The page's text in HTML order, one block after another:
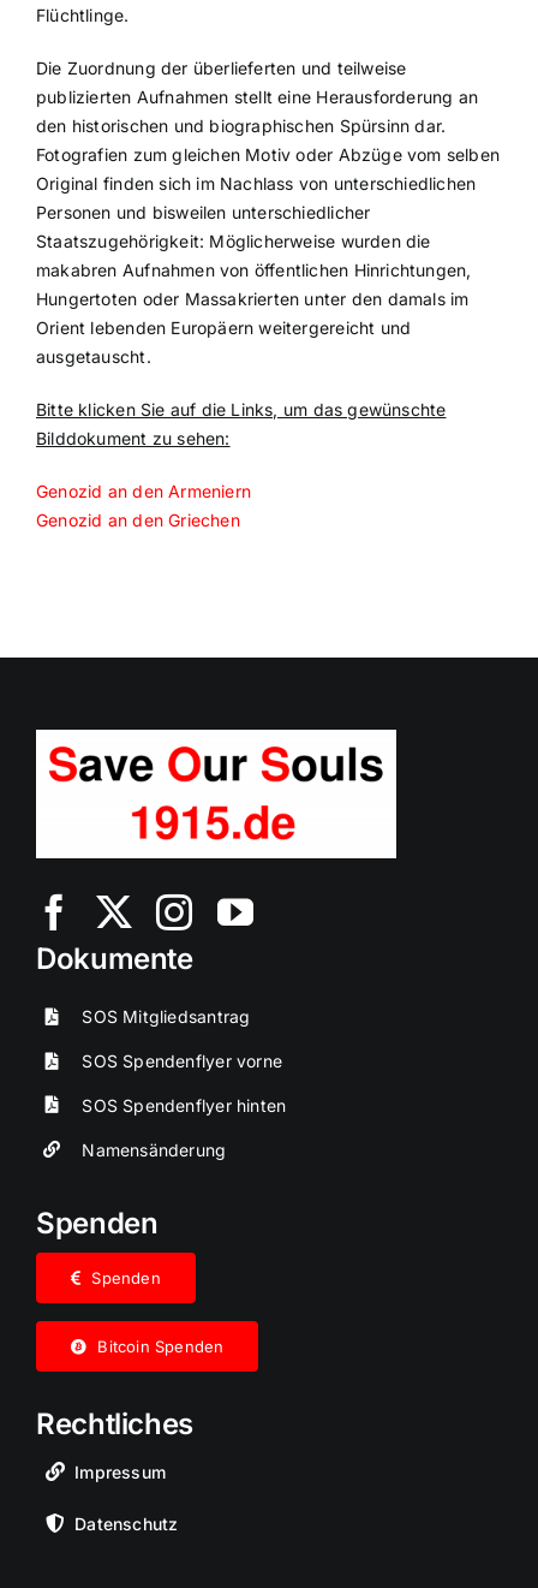
Flüchtlinge.
Die Zuordnung der überlieferten und teilweise
publizierten Aufnahmen stellt eine Herausforderung an
den historischen und biographischen Spürsinn dar.
Fotografien zum gleichen Motiv oder Abzüge vom selben
Original finden sich im Nachlass von unterschiedlichen
Personen und bisweilen unterschiedlicher
Staatszugehörigkeit: Möglicherweise wurden die
makabren Aufnahmen von öffentlichen Hinrichtungen,
Hungertoten oder Massakrierten unter den damals im
Orient lebenden Europäern weitergereicht und
ausgetauscht.
Bitte klicken Sie auf die Links, um das gewünschte
Bilddokument zu sehen:
Genozid an den Armeniern
Genozid an den Griechen
Dokumente
SOS Mitgliedsantrag
SOS Spendenflyer vorne
SOS Spendenflyer hinten
Namensänderung
Spenden
Spenden
Bitcoin Spenden
Rechtliches
Impressum
Datenschutz